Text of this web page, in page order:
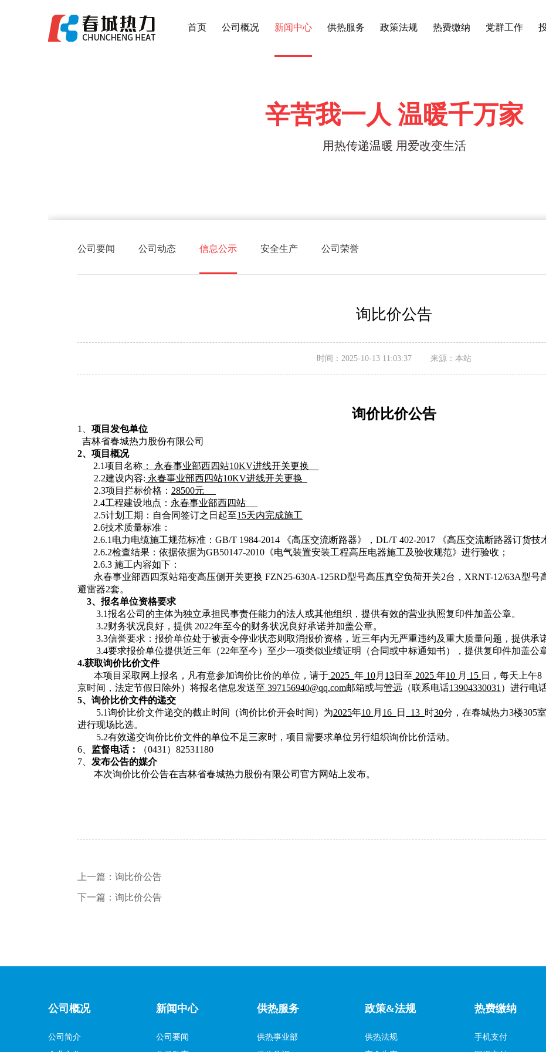
首页 公司概况 新闻中心 供热服务 政策法规 热费缴纳 党群工作
辛苦我一人 温暖千万家
用热传递温暖 用爱改变生活
公司要闻 公司动态 信息公示 安全生产 公司荣誉
询比价公告
时间：2025-10-13 11:03:37 来源：本站
询价比价公告
1、 项目发包单位
吉林省春城热力股份有限公司
2、项目概况
2.1项目名称 ： 永春事业部西四站10KV进线开关更换
2.2建设内容: 永春事业部西四站10KV进线开关更换
2.3项目拦标价格： 28500元
2.4工程建设地点： 永春事业部西四站
2.5计划工期：自合同签订之日起至15天内完成施工
2.6技术质量标准：
2.6.1 电力电缆施工规范标准 ：GB/T 1984-2014 《高压交流断路器》 ，DL/T 402-2017 《高压交流断路器订货技
2.6.2检查结果：依据依据为GB50147-2010《电气装置安装工程高压电器施工及验收规范》进行验收；
2.6.3 施工内容如下：
永春事业部西四泵站箱变高压侧开关更换 FZN25-630A-125RD型号高压真空负荷开关2台，XRNT-12/63A型号
避雷器2套。
3、 报名单位资格要求
3.1报名公司的主体为独立承担民事责任能力的法人或其他组织，提供有效的营业执照复印件加盖公章。
3.2财务状况良好，提供 2022年至今的财务状况良好承诺并加盖公章。
3.3信誉要求：报价单位处于被责令停业状态则取消报价资格，近三年内无严重违约及重大质量问题，提供承
3.4要求报价单位提供近三年（22年至今）至少一项类似业绩证明（合同或中标通知书），提供复印件加盖公章
4.获取询价比价文件
本项目采取网上报名，凡有意参加询价比价的单位，请于 2025 年 10月 13日至 2025 年10 月 15 日，每天上午8
京时间，法定节假日除外）将报名信息发送至 397156940@qq.com邮箱或与管远 （联系电话13904330031 ）进行电
5、 询价比价文件的递交
5.1询价比价文件递交的截止时间（询价比价开会时间）为2025年10 月 16 日 13 时30分， 在春城热力3楼305室
进行现场比选。
5.2有效递交询价比价文件的单位不足三家时，项目需要求单位另行组织询价比价活动。
6、 监督电话： （0431）82531180
7、 发布公告的媒介
本次询价比价公告在吉林省春城热力股份有限公司官方网站上发布。
上一篇： 询比价公告
下一篇： 询比价公告
公司概况
公司简介
新闻中心
公司要闻
供热服务
供热事业部
政策&法规
供热法规
热费缴纳
手机支付